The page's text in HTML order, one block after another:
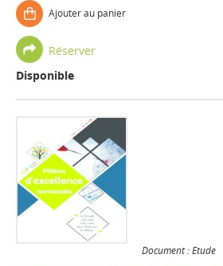
Ajouter au panier
Réserver
Disponible
Document : Etude